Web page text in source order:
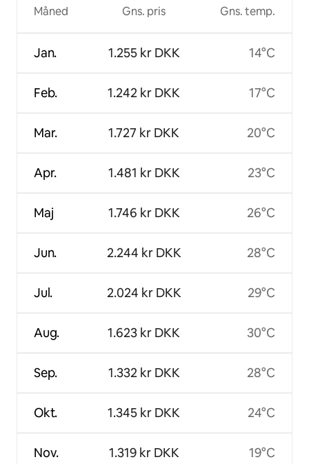
Måned
Jan.
Feb.
Mar.
Apr.
Maj
Jun.
Jul.
Aug.
Sep.
Okt.
Nov.
Gns. pris
1.255 kr DKK
1.242 kr DKK
1.727 kr DKK
1.481 kr DKK
1.746 kr DKK
2.244 kr DKK
2.024 kr DKK
1.623 kr DKK
1.332 kr DKK
1.345 kr DKK
1.319 kr DKK
Gns. temp.
14°C
17°C
20°C
23°C
26°C
28°C
29°C
30°C
28°C
24°C
19°C